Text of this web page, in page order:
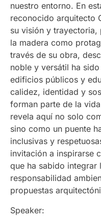
nuestro entorno. En
reconocido arquitecto
su visión y trayectoria,
la madera como
través de su obra,
noble y versátil ha
edificios públicos y
calidez, identidad y
forman parte de la
revela aquí no solo
sino como un puente
inclusivas y
invitación a inspirarse
que ha sabido integrar
responsabilidad
propuestas
Speaker: